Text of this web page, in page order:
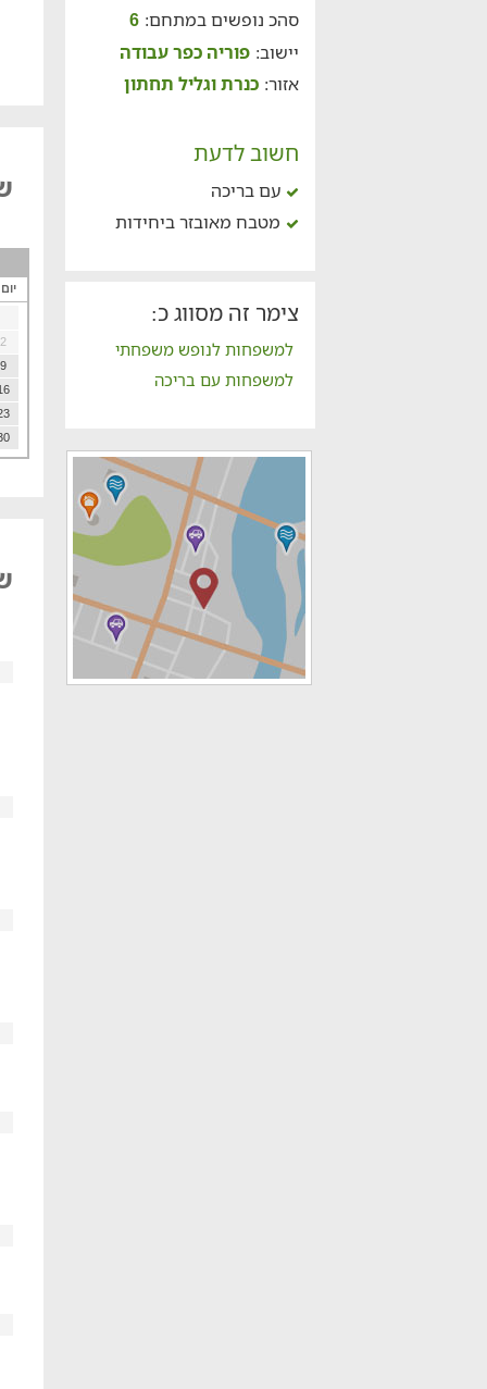
סהכ נופשים במתחם: 6
יישוב: פוריה כפר עבודה
אזור: כנרת וגליל תחתון
חשוב לדעת
עם בריכה
מטבח מאובזר ביחידות
צימר זה מסווג כ:
למשפחות לנופש משפחתי
למשפחות עם בריכה
2
9